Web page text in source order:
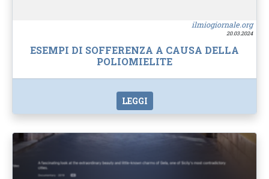
ilmiogiornale.org
20.03.2024
ESEMPI DI SOFFERENZA A CAUSA DELLA
POLIOMIELITE
LEGGI